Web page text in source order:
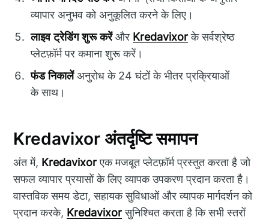
व्यापार अनुभव को अनुकूलित करने के लिए।
लाइव ट्रेडिंग शुरू करेंऔर Kredavixorके सर्वश्रेष्ठ
प्लेटफ़ॉर्म पर कमाना शुरू करें।
फंड निकालेंअनुरोध के 24 घंटों के भीतर प्रक्रियाओं
के साथ।
Kredavixor अंतर्दृष्टि समापन
अंत में, Kredavixorएक मजबूत प्लेटफ़ॉर्म प्रस्तुत करता है जो
सफल व्यापार प्रयासों के लिए व्यापक उपकरण प्रदान करता है।
वास्तविक समय डेटा, सहायक सुविधाओं और व्यापक मार्गदर्शन को
प्रदान करके, Kredavixorसुनिश्चित करता है कि सभी स्तरों